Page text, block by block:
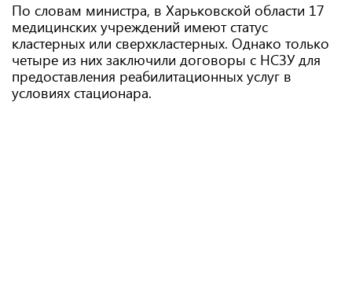
По словам министра, в Харьковской области 17
медицинских учреждений имеют статус
кластерных или сверхкластерных. Однако только
четыре из них заключили договоры с НСЗУ для
предоставления реабилитационных услуг в
условиях стационара.